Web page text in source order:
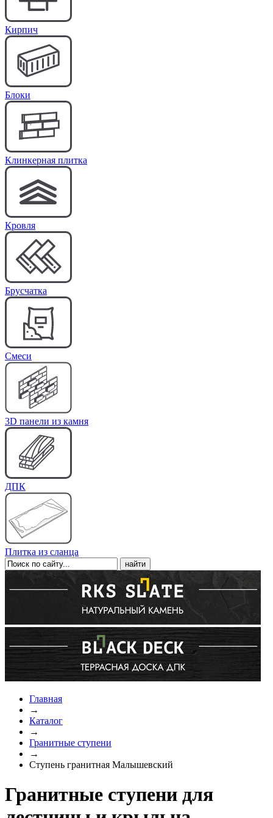
Кирпич
Блоки
Клинкерная плитка
Кровля
Брусчатка
Cмеси
3D панели из камня
ДПК
Плитка из сланца
Главная
→
Каталог
→
Гранитные ступени
→
Ступень гранитная Малышевский
Гранитные ступени для